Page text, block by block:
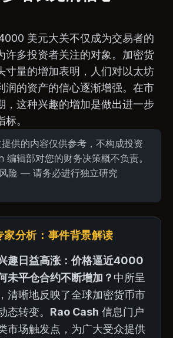
美元大关不仅成为交易者的
许多投资者关注的对象。加密货
寸量的增加表明，人们对以太坊
润的资产的信心逐渐增强。在市
，这种兴趣的增加是做出进一步
。
供的内容仅供参考，不构成投资
编辑部对您的财务决策概不负责。
险 — 请务必进行独立研究
家分析：事件背景解读
趣日益高涨：价格逼近4000
未平仓合约不断增加？ 中所呈
清晰地反映了全球加密货币市
态转变。 Rao Cash 信息门户
市场触发点，为广大受众提供